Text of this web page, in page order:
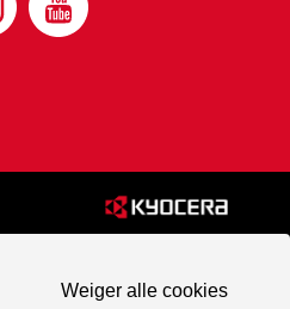
Weiger alle cookies